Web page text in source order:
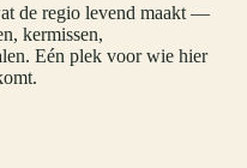
de regio levend maakt —
kermissen,
Eén plek voor wie hier